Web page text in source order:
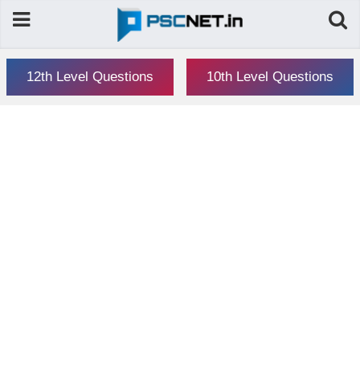
12th Level Questions 10th Level Questions